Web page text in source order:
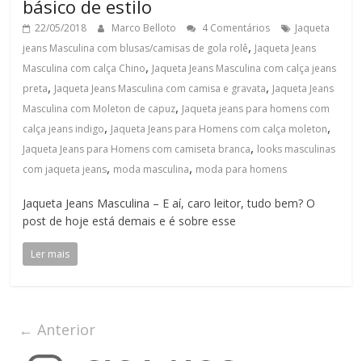
básico de estilo
22/05/2018 Marco Belloto 4 Comentários
Jaqueta
jeans Masculina com blusas/camisas de gola rolê, Jaqueta Jeans
Masculina com calça Chino, Jaqueta Jeans Masculina com calça jeans
preta, Jaqueta Jeans Masculina com camisa e gravata, Jaqueta Jeans
Masculina com Moleton de capuz, Jaqueta jeans para homens com
calça jeans indigo, Jaqueta Jeans para Homens com calça moleton,
Jaqueta Jeans para Homens com camiseta branca, looks masculinas
com jaqueta jeans, moda masculina, moda para homens
Jaqueta Jeans Masculina – E aí, caro leitor, tudo bem? O
post de hoje está demais e é sobre esse
Ler mais
← Anterior